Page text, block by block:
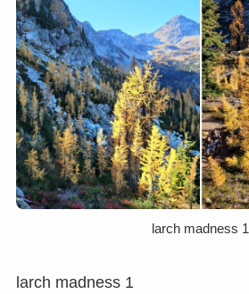
larch madness 1
larch madness 1